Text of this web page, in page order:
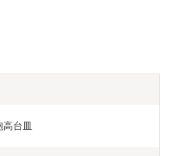
台皿